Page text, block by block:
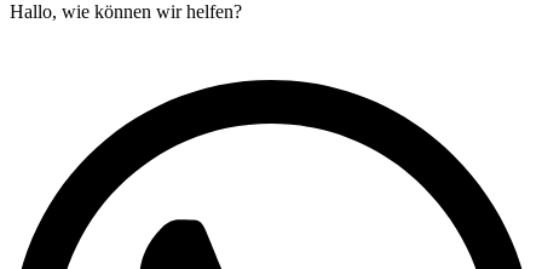
Hallo, wie können wir helfen?